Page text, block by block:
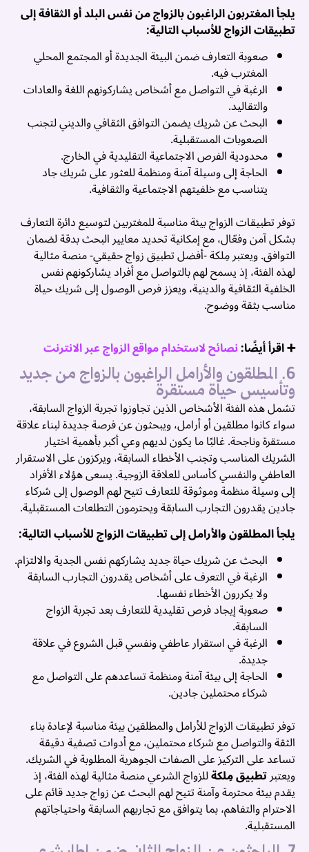
يلجأ المغتربون الراغبون بالزواج من نفس البلد أو الثقافة إلى
تطبيقات الزواج للأسباب التالية:
صعوبة التعارف ضمن البيئة الجديدة أو المجتمع المحلي
المغترب فيه.
الرغبة في التواصل مع أشخاص يشاركونهم اللغة والعادات
والتقاليد.
البحث عن شريك يضمن التوافق الثقافي والديني لتجنب
الصعوبات المستقبلية.
محدودية الفرص الاجتماعية التقليدية في الخارج.
الحاجة إلى وسيلة آمنة ومنظمة للعثور على شريك جاد
يتناسب مع خلفيتهم الاجتماعية والثقافية.
توفر تطبيقات الزواج بيئة مناسبة للمغتربين لتوسيع دائرة التعارف
بشكل آمن وفعّال، مع إمكانية تحديد معايير البحث بدقة لضمان
التوافق. ويعتبرمِلكة -أفضل تطبيق زواج حقيقي- منصة مثالية
لهذه الفئة، إذ يسمح لهم بالتواصل مع أفراد يشاركونهم نفس
الخلفية الثقافية والدينية، ويعزز فرص الوصول إلى شريك حياة
مناسب بثقة ووضوح.
➕ اقرأ أيضًا:نصائح لاستخدام مواقع الزواج عبر الانترنت
6. المطلقون والأرامل الراغبون بالزواج من جديد
وتأسيس حياة مستقرة
تشمل هذه الفئة الأشخاص الذين تجاوزوا تجربة الزواج السابقة،
سواء كانوا مطلقين أو أرامل، ويبحثون عن فرصة جديدة لبناء علاقة
مستقرة وناجحة. غالبًا ما يكون لديهم وعي أكبر بأهمية اختيار
الشريك المناسب وتجنب الأخطاء السابقة، ويركزون على الاستقرار
العاطفي والنفسي كأساس للعلاقة الزوجية. يسعى هؤلاء الأفراد
إلى وسيلة منظمة وموثوقة للتعارف تتيح لهم الوصول إلى شركاء
جادين يقدرون التجارب السابقة ويحترمون التطلعات المستقبلية.
يلجأ المطلقون والأرامل إلى تطبيقات الزواج للأسباب التالية:
البحث عن شريك حياة جديد يشاركهم نفس الجدية والالتزام.
الرغبة في التعرف على أشخاص يقدرون التجارب السابقة
ولا يكررون الأخطاء نفسها.
صعوبة إيجاد فرص تقليدية للتعارف بعد تجربة الزواج
السابقة.
الرغبة في استقرار عاطفي ونفسي قبل الشروع في علاقة
جديدة.
الحاجة إلى بيئة آمنة ومنظمة تساعدهم على التواصل مع
شركاء محتملين جادين.
توفر تطبيقات الزواج للأرامل والمطلقين بيئة مناسبة لإعادة بناء
الثقة والتواصل مع شركاء محتملين، مع أدوات تصفية دقيقة
تساعد على التركيز على الصفات الجوهرية المطلوبة في الشريك.
ويعتبرتطبيق مِلكةللزواج الشرعي منصة مثالية لهذه الفئة، إذ
يقدم بيئة محترمة وآمنة تتيح لهم البحث عن زواج جديد قائم على
الاحترام والتفاهم، بما يتوافق مع تجاربهم السابقة واحتياجاتهم
المستقبلية.